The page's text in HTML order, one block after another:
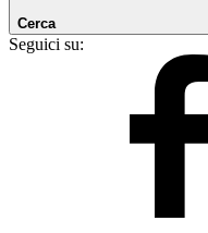
Cerca
Seguici su: